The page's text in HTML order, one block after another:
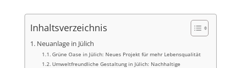
Inhaltsverzeichnis
Neuanlage in Jülich
Grüne Oase in Jülich: Neues Projekt für mehr Lebensqualität
Umweltfreundliche Gestaltung in Jülich: Nachhaltige